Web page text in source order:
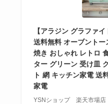
【アラジン グラファ
送料無料 オーブント
焼き おしゃれ レトロ
ター グリーン 受け皿
ト 網 キッチン家電 送
家電
YSNショップ 楽天市場店